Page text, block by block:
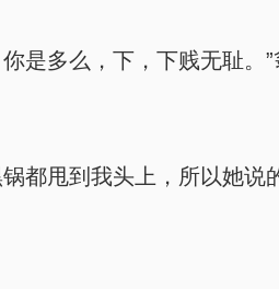
是多么，下，下贱无耻。”
都甩到我头上，所以她说